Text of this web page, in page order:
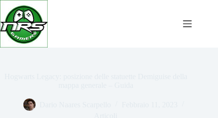
Salta
contenuto